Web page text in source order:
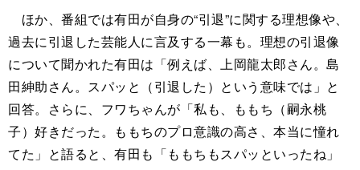
ほか、番組では有田が自身の“引退”に関する理想像や、
過去に引退した芸能人に言及する一幕も。理想の引退像
について聞かれた有田は「例えば、上岡龍太郎さん。島
田紳助さん。スパッと（引退した）という意味では」と
回答。さらに、フワちゃんが「私も、ももち（嗣永桃
子）好きだった。ももちのプロ意識の高さ、本当に憧れ
てた」と語ると、有田も「ももちもスパッといったね」